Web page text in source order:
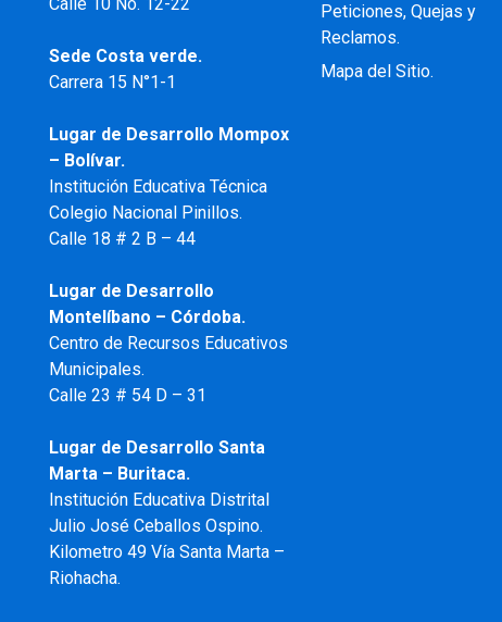
Calle 10 No. 12-22
Sede Costa verde.
Carrera 15 N°1-1
Lugar de Desarrollo Mompox
– Bolívar.
Institución Educativa Técnica
Colegio Nacional Pinillos.
Calle 18 # 2 B – 44
Lugar de Desarrollo
Montelíbano – Córdoba.
Centro de Recursos Educativos
Municipales.
Calle 23 # 54 D – 31
Lugar de Desarrollo Santa
Marta – Buritaca.
Institución Educativa Distrital
Julio José Ceballos Ospino.
Kilometro 49 Vía Santa Marta –
Riohacha.
Peticiones, Quejas y
Reclamos.
Mapa del Sitio.